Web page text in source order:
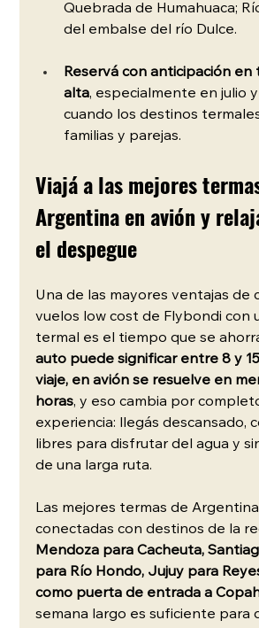
Quebrada de Humahuaca;
del embalse del río Dulce.
Reservá con anticipación en
alta, especialmente en julio
cuando los destinos
familias y parejas.
Viajá a las mejores
Argentina en avión y
el despegue
Una de las mayores ventajas de
vuelos low cost de Flybondi con
termal es el tiempo que se
auto puede significar entre 8 y
viaje, en avión se resuelve en
horas, y eso cambia por
experiencia: llegás descansado,
libres para disfrutar del agua y
de una larga ruta.
Las mejores termas de
conectadas con destinos de la
Mendoza para Cacheuta,
para Río Hondo, Jujuy para
como puerta de entrada a
semana largo es suficiente para